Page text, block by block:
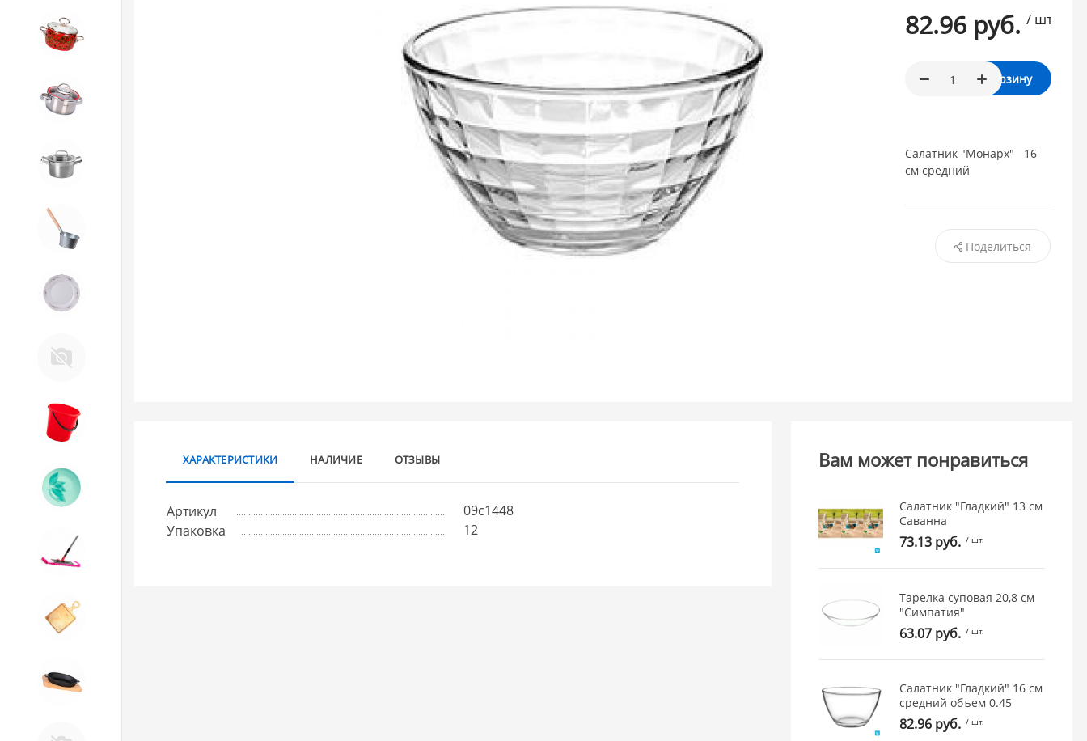
9. Посуда из СТЕКЛА
82.96 руб. / шт.
В корзину
Салатник "Монарх" 16
см средний
Поделиться
ХАРАКТЕРИСТИКИ НАЛИЧИЕ ОТЗЫВЫ
Артикул
09с1448
Упаковка
12
Вам может понравиться
Салатник "Гладкий" 13 см
Саванна
73.13 руб. / шт.
Тарелка суповая 20,8 см
"Симпатия"
63.07 руб. / шт.
Салатник "Гладкий" 16 см
средний объем 0.45
82.96 руб. / шт.